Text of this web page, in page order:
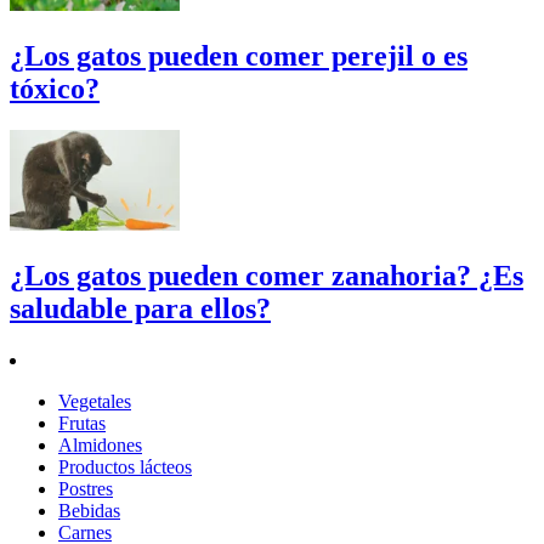
¿Los gatos pueden comer perejil o es
tóxico?
¿Los gatos pueden comer zanahoria? ¿Es
saludable para ellos?
Vegetales
Frutas
Almidones
Productos lácteos
Postres
Bebidas
Carnes